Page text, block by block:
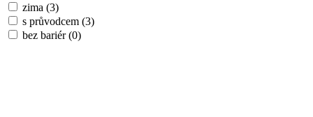
zima (3)
s průvodcem (3)
bez bariér(0)